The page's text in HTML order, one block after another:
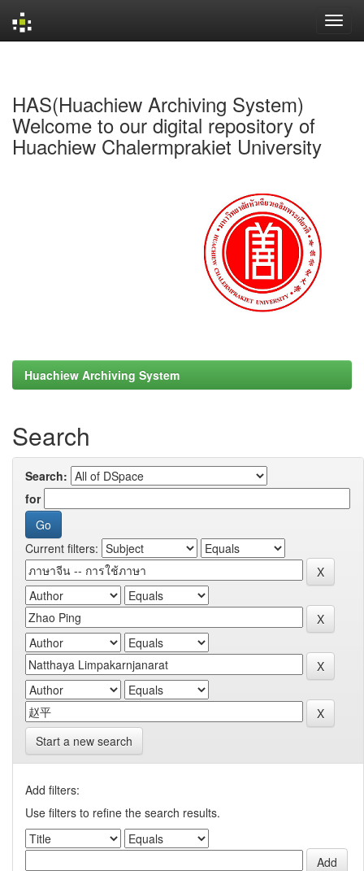
HAS(Huachiew Archiving System)
Welcome to our digital repository of
Huachiew Chalermprakiet University
Huachiew Archiving System
Search
Search:
for
Current filters:
Start a new search
Add filters:
Use filters to refine the search results.